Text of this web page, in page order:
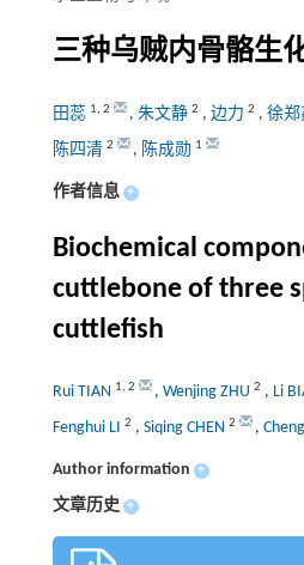
三种乌贼内骨骼生
田蕊 1, 2 , 朱文静 2 , 边力 2 , 徐郑
陈四清 2 , 陈成勋 1
作者信息 +
Biochemical
cuttlebone of three
cuttlefish
Rui TIAN 1, 2 , Wenjing ZHU 2 , Li
Fenghui LI 2 , Siqing CHEN 2 ,
Author information +
文章历史 +